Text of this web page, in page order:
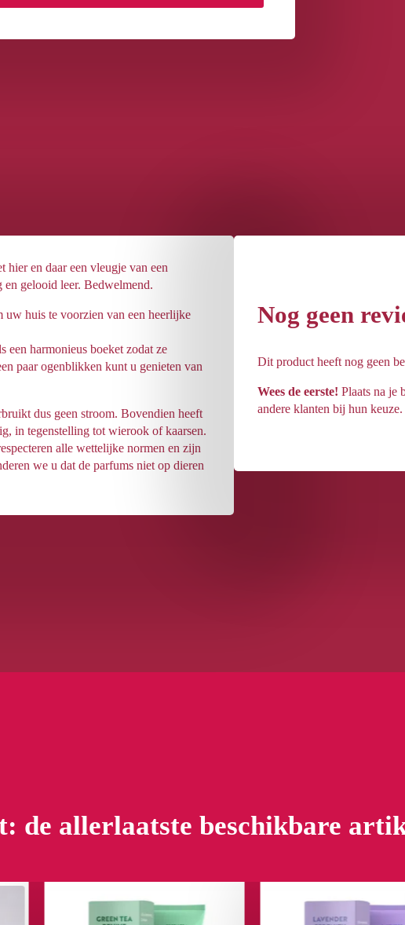
en daar een vleugje van een
en gelooid leer. Bedwelmend.
uw huis te voorzien van een heerlijke
een harmonieus boeket zodat ze
paar ogenblikken kunt u genieten van
dus geen stroom. Bovendien heeft
in tegenstelling tot wierook of kaarsen.
alle wettelijke normen en zijn
we u dat de parfums niet op dieren
Nog geen
Dit product heeft nog geen
Wees de eerste! Plaats na je
andere klanten bij hun keuze.
de allerlaatste beschikbare